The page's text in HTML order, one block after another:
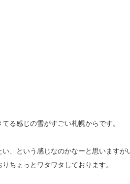
る感じの雪がすごい札幌からです。
、という感じなのかなーと思います
ちょっとワタワタしております。